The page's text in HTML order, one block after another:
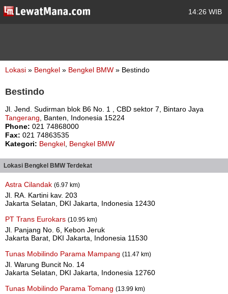
14:26 WIB
Lokasi » Bengkel » Bengkel BMW » Bestindo
Bestindo
Jl. Jend. Sudirman blok B6 No. 1 , CBD sektor 7, Bintaro Jaya
Tangerang , Banten, Indonesia 15224
Phone: 021 74868000
Fax: 021 74863535
Kategori: Bengkel Bengkel BMW
Lokasi Bengkel BMW Terdekat
Astra Cilandak (6.97 km)
Jl. RA. Kartini kav. 203
Jakarta Selatan, DKI Jakarta, Indonesia 12430
PT Trans Eurokars (10.95 km)
Jl. Panjang No. 6, Kebon Jeruk
Jakarta Barat, DKI Jakarta, Indonesia 11530
Tunas Mobilindo Parama Mampang (11.47 km)
Jl. Warung Buncit No. 14
Jakarta Selatan, DKI Jakarta, Indonesia 12760
Tunas Mobilindo Parama Tomang (13.99 km)